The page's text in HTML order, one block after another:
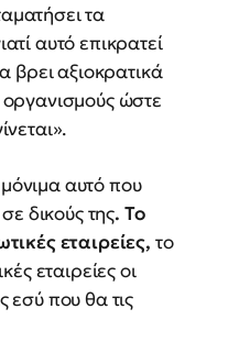
τα
αυτό επικρατεί
βρει αξιοκρατικά
οργανισμούς ώστε
αυτό που
δικούς της. Το
εταιρείες, το
εταιρείες οι
εσύ που θα τις